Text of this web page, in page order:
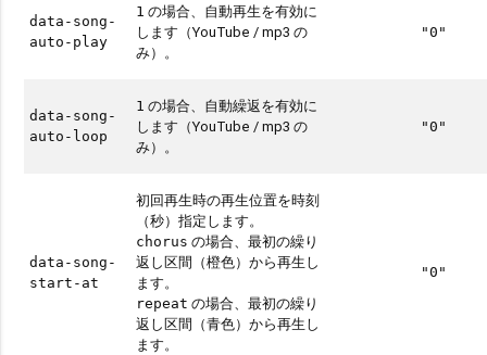
data-song-
auto-play
1 の場合、自動再生を有効に
します（YouTube / mp3 の
み）。
"0"
data-song-
auto-loop
1 の場合、自動繰返を有効に
します（YouTube / mp3 の
み）。
"0"
data-song-
start-at
初回再生時の再生位置を時刻
（秒）指定します。
chorus の場合、最初の繰り
返し区間（橙色）から再生し
ます。
repeat の場合、最初の繰り
返し区間（青色）から再生し
ます。
"0"